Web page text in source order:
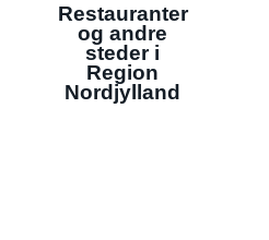
Restauranter
og andre
steder i
Region
Nordjylland